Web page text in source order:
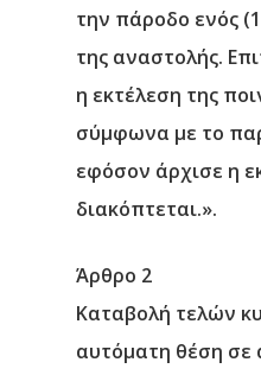
την πάροδο ενός
της αναστολής.
η εκτέλεση της
σύμφωνα με το
εφόσον άρχισε η
διακόπτεται.».
Άρθρο 2
Καταβολή τελών
αυτόματη θέση σε